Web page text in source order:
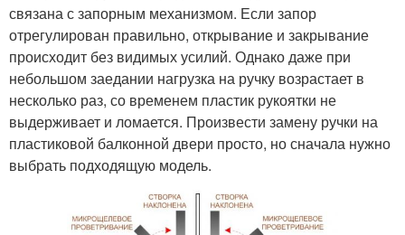
связана с запорным механизмом. Если запор
отрегулирован правильно, открывание и закрывание
происходит без видимых усилий. Однако даже при
небольшом заедании нагрузка на ручку возрастает в
несколько раз, со временем пластик рукоятки не
выдерживает и ломается. Произвести замену ручки на
пластиковой балконной двери просто, но сначала нужно
выбрать подходящую модель.